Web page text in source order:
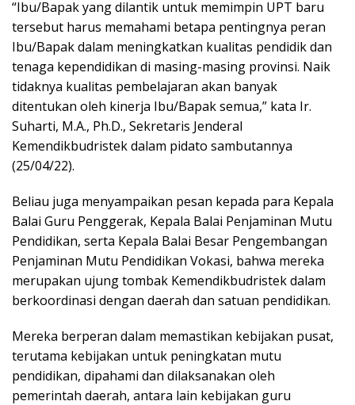
“Ibu/Bapak yang dilantik untuk memimpin UPT baru
tersebut harus memahami betapa pentingnya peran
Ibu/Bapak dalam meningkatkan kualitas pendidik dan
tenaga kependidikan di masing-masing provinsi. Naik
tidaknya kualitas pembelajaran akan banyak
ditentukan oleh kinerja Ibu/Bapak semua,” kata Ir.
Suharti, M.A., Ph.D., Sekretaris Jenderal
Kemendikbudristek dalam pidato sambutannya
(25/04/22).
Beliau juga menyampaikan pesan kepada para Kepala
Balai Guru Penggerak, Kepala Balai Penjaminan Mutu
Pendidikan, serta Kepala Balai Besar Pengembangan
Penjaminan Mutu Pendidikan Vokasi, bahwa mereka
merupakan ujung tombak Kemendikbudristek dalam
berkoordinasi dengan daerah dan satuan pendidikan.
Mereka berperan dalam memastikan kebijakan pusat,
terutama kebijakan untuk peningkatan mutu
pendidikan, dipahami dan dilaksanakan oleh
pemerintah daerah, antara lain kebijakan guru